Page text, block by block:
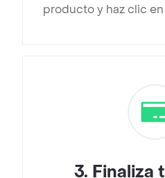
producto y haz clic en
3. Finaliza